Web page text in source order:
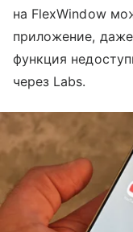
на FlexWindow
приложение,
функция
через Labs.